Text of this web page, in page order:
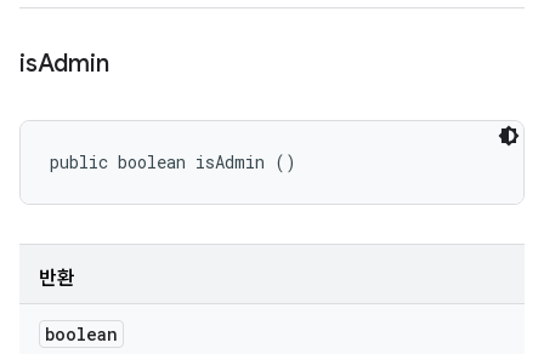
isAdmin
public boolean isAdmin ()
반환
boolean